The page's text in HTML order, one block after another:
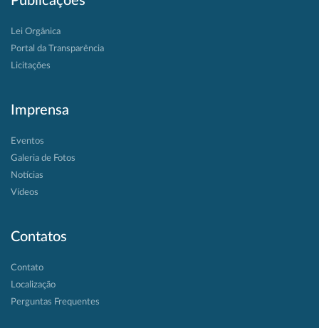
Lei Orgânica
Portal da Transparência
Licitações
Imprensa
Eventos
Galeria de Fotos
Notícias
Vídeos
Contatos
Contato
Localização
Perguntas Frequentes